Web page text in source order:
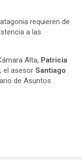
requieren de
a las
Alta, Patricia
el asesor Santiago
de Asuntos